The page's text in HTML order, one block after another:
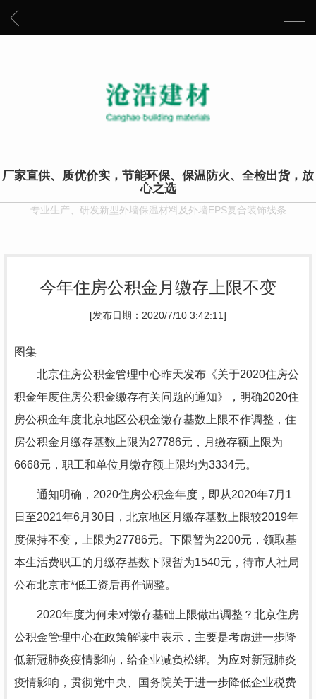
厂家直供、质优价实，节能环保、保温防火、全检出货，放
心之选
专业生产、研发新型外墙保温材料及外墙EPS复合装饰线条
今年住房公积金月缴存上限不变
[发布日期：2020/7/10 3:42:11]
图集
北京住房公积金管理中心昨天发布《关于2020住房公
积金年度住房公积金缴存有关问题的通知》，明确2020住
房公积金年度北京地区公积金缴存基数上限不作调整，住
房公积金月缴存基数上限为27786元，月缴存额上限为
6668元，职工和单位月缴存额上限均为3334元。
通知明确，2020住房公积金年度，即从2020年7月1
日至2021年6月30日，北京地区月缴存基数上限较2019年
度保持不变，上限为27786元。下限暂为2200元，领取基
本生活费职工的月缴存基数下限暂为1540元，待市人社局
公布北京市*低工资后再作调整。
2020年度为何未对缴存基础上限做出调整？北京住房
公积金管理中心在政策解读中表示，主要是考虑进一步降
低新冠肺炎疫情影响，给企业减负松绑。为应对新冠肺炎
疫情影响，贯彻党中央、国务院关于进一步降低企业税费